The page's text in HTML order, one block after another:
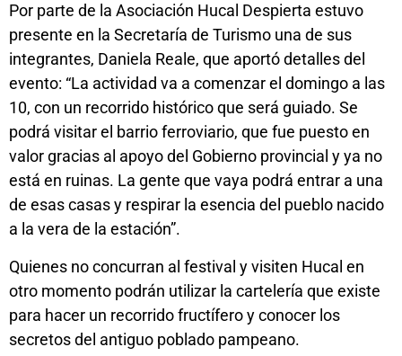
Por parte de la Asociación Hucal Despierta estuvo
presente en la Secretaría de Turismo una de sus
integrantes, Daniela Reale, que aportó detalles del
evento: “La actividad va a comenzar el domingo a las
10, con un recorrido histórico que será guiado. Se
podrá visitar el barrio ferroviario, que fue puesto en
valor gracias al apoyo del Gobierno provincial y ya no
está en ruinas. La gente que vaya podrá entrar a una
de esas casas y respirar la esencia del pueblo nacido
a la vera de la estación”.
Quienes no concurran al festival y visiten Hucal en
otro momento podrán utilizar la cartelería que existe
para hacer un recorrido fructífero y conocer los
secretos del antiguo poblado pampeano.